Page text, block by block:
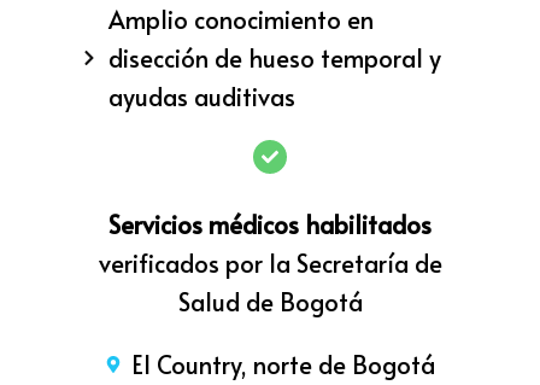
Amplio conocimiento en
disección de hueso temporal y
ayudas auditivas
Servicios médicos habilitados
verificados por la Secretaría de
Salud de Bogotá
El Country, norte de Bogotá